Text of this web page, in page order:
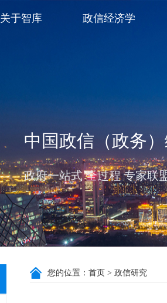
中国政信（政务
政府一站式 全过程 专家联
关于智库 政信经济学
您的位置： 首页 > 政信研究